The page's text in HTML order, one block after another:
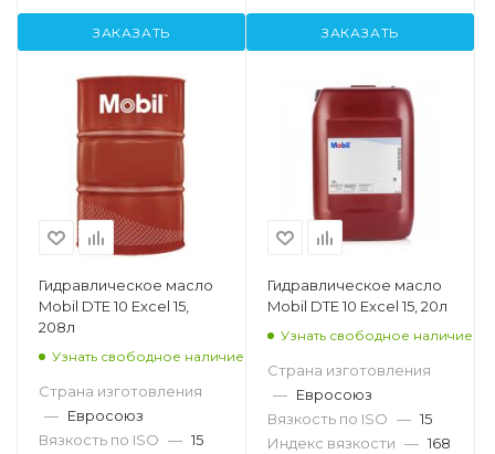
ЗАКАЗАТЬ ЗАКАЗАТЬ
Гидравлическое масло
Mobil DTE 10 Excel 15,
208л
Узнать свободное наличие
Страна изготовления
— Евросоюз
Вязкость по ISO — 15
Гидравлическое масло
Mobil DTE 10 Excel 15, 20л
Узнать свободное наличие
Страна изготовления
— Евросоюз
Вязкость по ISO — 15
Индекс вязкости — 168